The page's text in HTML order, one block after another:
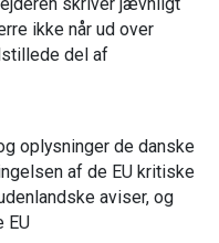
ikke når ud over
del af
oplysninger de danske
af de EU kritiske
aviser, og
EU